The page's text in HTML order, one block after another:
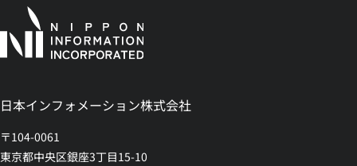
日本インフォメーション株式会社
〒104-0061
東京都中央区銀座3丁目15-10